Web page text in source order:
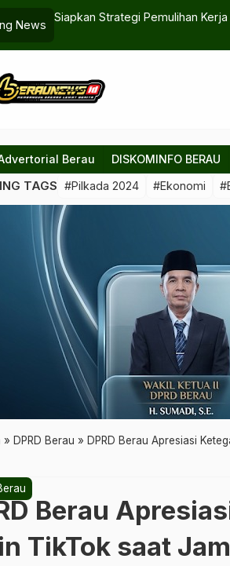
News
Siapkan Strategi Pemulihan
Berau DISKOMINFO BERAU
TAGS #Pilkada 2024 #Ekonomi
» DPRD Berau » DPRD Berau Apresiasi
Berau
TikTok saat